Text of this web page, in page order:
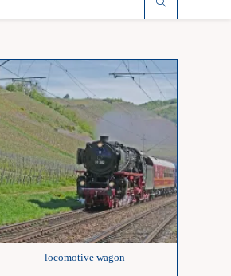
locomotive wagon